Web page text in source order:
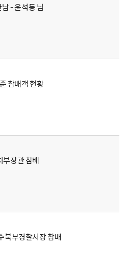
- 윤석동 님
참배객 현황
부장관 참배
북부경찰서장 참배